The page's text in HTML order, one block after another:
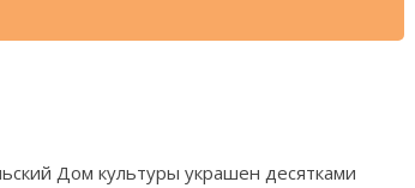
Дом культуры украшен десятками